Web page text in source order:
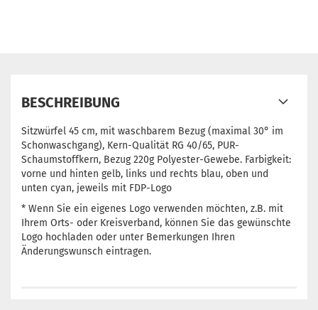
BESCHREIBUNG
Sitzwürfel 45 cm, mit waschbarem Bezug (maximal 30° im
Schonwaschgang), Kern-Qualität RG 40/65, PUR-
Schaumstoffkern, Bezug 220g Polyester-Gewebe. Farbigkeit:
vorne und hinten gelb, links und rechts blau, oben und
unten cyan, jeweils mit FDP-Logo
* Wenn Sie ein eigenes Logo verwenden möchten, z.B. mit
Ihrem Orts- oder Kreisverband, können Sie das gewünschte
Logo hochladen oder unter Bemerkungen Ihren
Änderungswunsch eintragen.